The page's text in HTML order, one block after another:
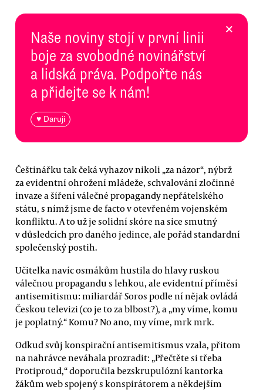
Naše noviny stojí v první linii
boje za svobodné novinářství
a lidská práva. Podpořte nás
a přidejte se k nám!
♥ Daruji
×
Češtinářku tak čeká vyhazov nikoli „za názor“, nýbrž
za evidentní ohrožení mládeže, schvalování zločinné
invaze a šíření válečné propagandy nepřátelského
státu, s nímž jsme de facto v otevřeném vojenském
konfliktu. A to už je solidní skóre na sice smutný
v důsledcích pro daného jedince, ale pořád standardní
společenský postih.
Učitelka navíc osmákům hustila do hlavy ruskou
válečnou propagandu s lehkou, ale evidentní příměsí
antisemitismu: miliardář Soros podle ní nějak ovládá
Českou televizi (co je to za blbost?), a „my víme, komu
je poplatný.“ Komu? No ano, my víme, mrk mrk.
Odkud svůj konspirační antisemitismus vzala, přitom
na nahrávce neváhala prozradit: „Přečtěte si třeba
Protiproud,“ doporučila bezskrupulózní kantorka
žákům web spojený s konspirátorem a někdejším